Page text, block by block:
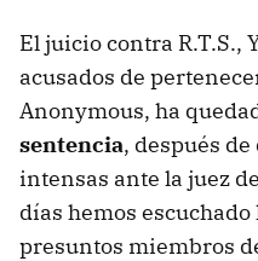
El juicio contra R.T.S.,
acusados de
Anonymous, ha
sentencia, después
intensas ante la juez
días hemos
presuntos miembros